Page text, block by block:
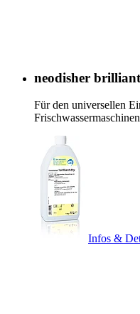
neodisher
Für den universellen
Infos &